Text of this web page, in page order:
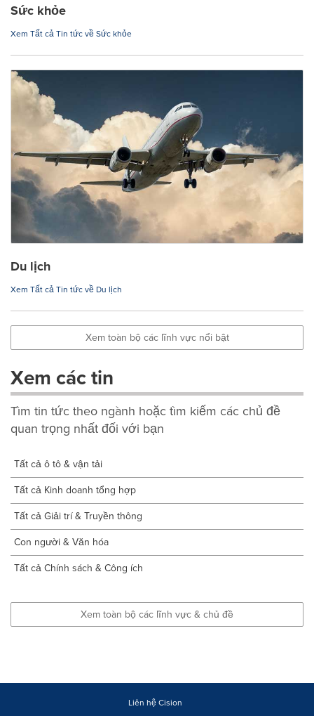
Sức khỏe
Xem Tất cả Tin tức về Sức khỏe
Du lịch
Xem Tất cả Tin tức về Du lịch
Xem toàn bộ các lĩnh vực nổi bật
Xem các tin
Tìm tin tức theo ngành hoặc tìm kiếm các chủ đề
quan trọng nhất đối với bạn
Tất cả ô tô & vận tải
Tất cả Kinh doanh tổng hợp
Tất cả Giải trí & Truyền thông
Con người & Văn hóa
Tất cả Chính sách & Công ích
Xem toàn bộ các lĩnh vực & chủ đề
Liên hệ Cision